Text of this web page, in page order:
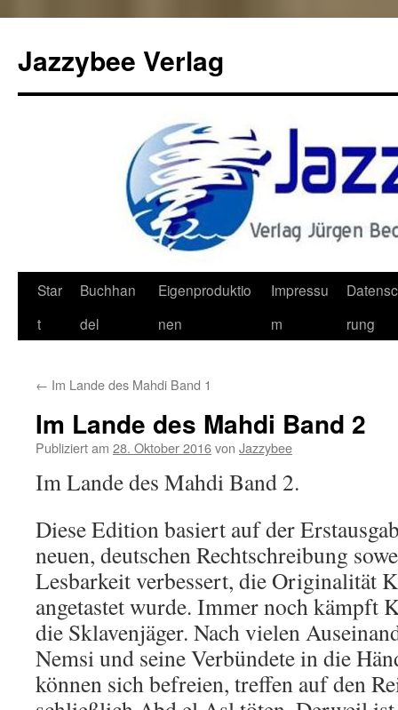
Jazzybee Verlag
Zum
Inhalt
Star
t
Buchhan
del
Eigenproduktio
nen
Impressu
m
rung
← Im Lande des Mahdi Band 1
Im Lande des Mahdi Band 2
Publiziert am 28. Oktober 2016von Jazzybee
Im Lande des Mahdi Band 2.
Diese Edition basiert auf der
neuen, deutschen Rechtschreibung
Lesbarkeit verbessert, die Originalität
angetastet wurde. Immer noch kämpft
die Sklavenjäger. Nach vielen
Nemsi und seine Verbündete in die
können sich befreien, treffen auf den